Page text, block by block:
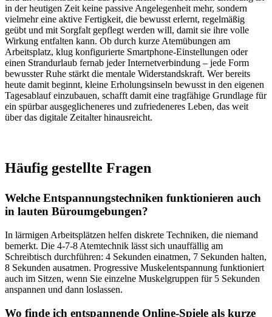
in der heutigen Zeit keine passive Angelegenheit mehr, sondern
vielmehr eine aktive Fertigkeit, die bewusst erlernt, regelmäßig
geübt und mit Sorgfalt gepflegt werden will, damit sie ihre volle
Wirkung entfalten kann. Ob durch kurze Atemübungen am
Arbeitsplatz, klug konfigurierte Smartphone-Einstellungen oder
einen Strandurlaub fernab jeder Internetverbindung – jede Form
bewusster Ruhe stärkt die mentale Widerstandskraft. Wer bereits
heute damit beginnt, kleine Erholungsinseln bewusst in den eigenen
Tagesablauf einzubauen, schafft damit eine tragfähige Grundlage für
ein spürbar ausgeglicheneres und zufriedeneres Leben, das weit
über das digitale Zeitalter hinausreicht.
Häufig gestellte Fragen
Welche Entspannungstechniken funktionieren auch
in lauten Büroumgebungen?
In lärmigen Arbeitsplätzen helfen diskrete Techniken, die niemand
bemerkt. Die 4-7-8 Atemtechnik lässt sich unauffällig am
Schreibtisch durchführen: 4 Sekunden einatmen, 7 Sekunden halten,
8 Sekunden ausatmen. Progressive Muskelentspannung funktioniert
auch im Sitzen, wenn Sie einzelne Muskelgruppen für 5 Sekunden
anspannen und dann loslassen.
Wo finde ich entspannende Online-Spiele als kurze